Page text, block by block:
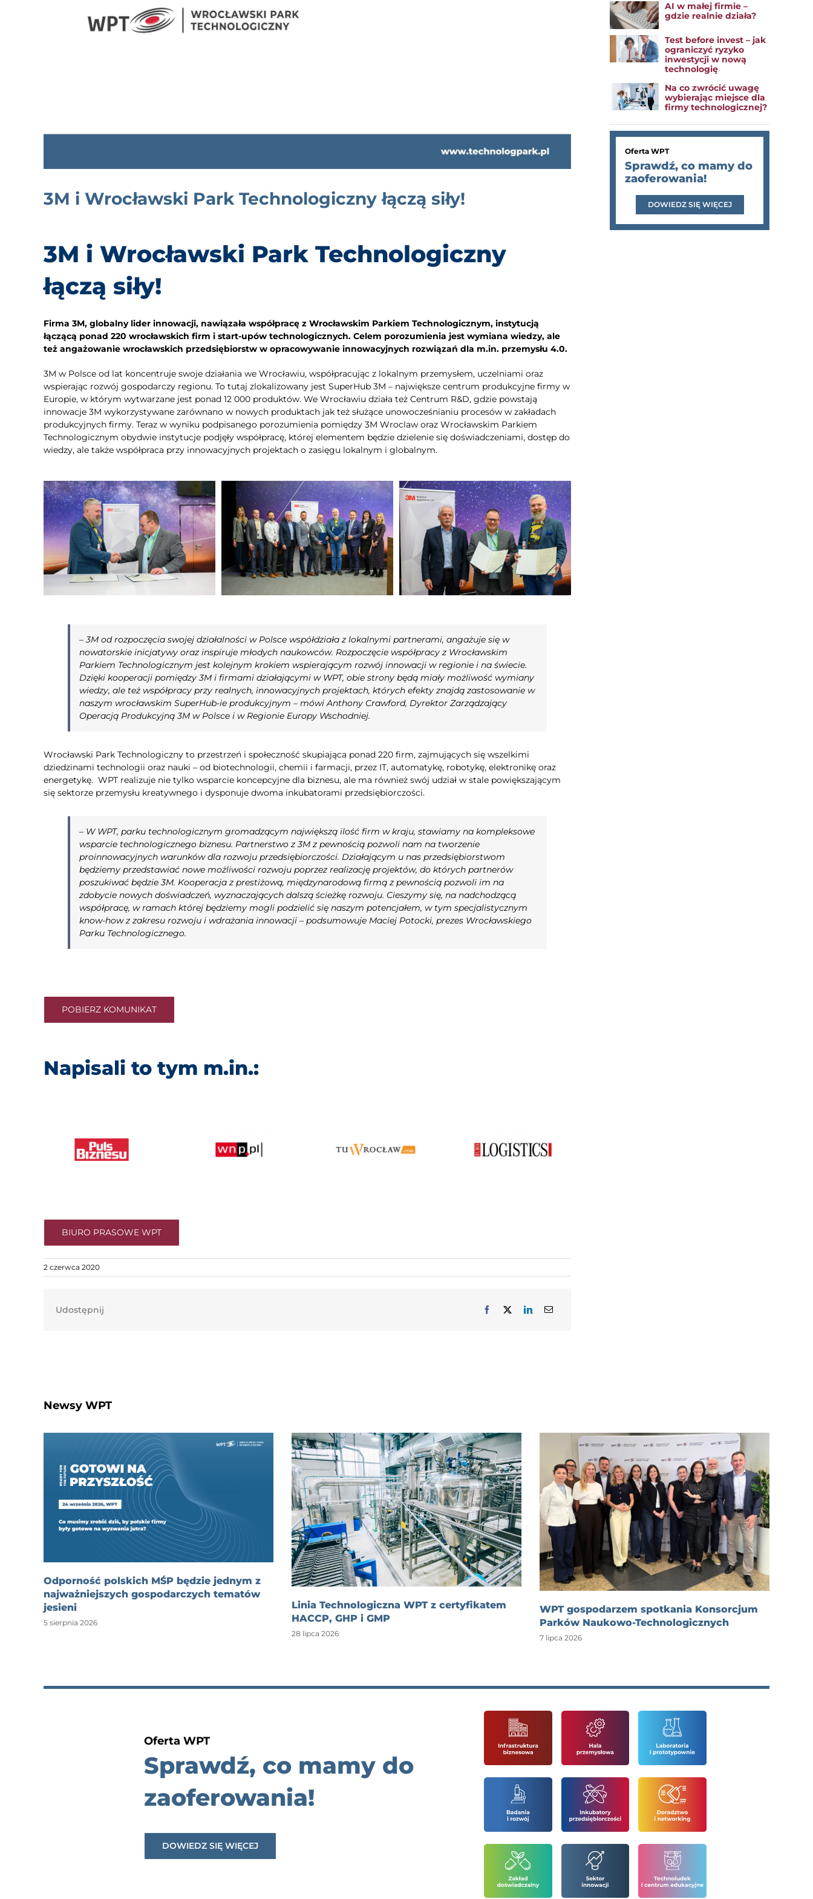
3M i Wrocławski Park Technologiczny łączą siły!
3M i Wrocławski Park Technologiczny
łączą siły!
Firma 3M, globalny lider innowacji, nawiązała współpracę z Wrocławskim Parkiem Technologicznym, instytucją
łączącą ponad 220 wrocławskich firm i start-upów technologicznych. Celem porozumienia jest wymiana wiedzy, ale
też angażowanie wrocławskich przedsiębiorstw w opracowywanie innowacyjnych rozwiązań dla m.in. przemysłu 4.0.
3M w Polsce od lat koncentruje swoje działania we Wrocławiu, współpracując z lokalnym przemysłem, uczelniami oraz
wspierając rozwój gospodarczy regionu. To tutaj zlokalizowany jest SuperHub 3M – największe centrum produkcyjne firmy w
Europie, w którym wytwarzane jest ponad 12 000 produktów. We Wrocławiu działa też Centrum R&D, gdzie powstają
innowacje 3M wykorzystywane zarównano w nowych produktach jak też służące unowocześnianiu procesów w zakładach
produkcyjnych firmy. Teraz w wyniku podpisanego porozumienia pomiędzy 3M Wroclaw oraz Wrocławskim Parkiem
Technologicznym obydwie instytucje podjęły współpracę, której elementem będzie dzielenie się doświadczeniami, dostęp do
wiedzy, ale także współpraca przy innowacyjnych projektach o zasięgu lokalnym i globalnym.
– 3M od rozpoczęcia swojej działalności w Polsce współdziała z lokalnymi partnerami, angażuje się w
nowatorskie inicjatywy oraz inspiruje młodych naukowców. Rozpoczęcie współpracy z Wrocławskim
Parkiem Technologicznym jest kolejnym krokiem wspierającym rozwój innowacji w regionie i na świecie.
Dzięki kooperacji pomiędzy 3M i firmami działającymi w WPT, obie strony będą miały możliwość wymiany
wiedzy, ale też współpracy przy realnych, innowacyjnych projektach, których efekty znajdą zastosowanie w
naszym wrocławskim SuperHub-ie produkcyjnym – mówi Anthony Crawford, Dyrektor Zarządzający
Operacją Produkcyjną 3M w Polsce i w Regionie Europy Wschodniej.
Wrocławski Park Technologiczny to przestrzeń i społeczność skupiająca ponad 220 firm, zajmujących się wszelkimi
dziedzinami technologii oraz nauki – od biotechnologii, chemii i farmacji, przez IT, automatykę, robotykę, elektronikę oraz
energetykę. WPT realizuje nie tylko wsparcie koncepcyjne dla biznesu, ale ma również swój udział w stale powiększającym
się sektorze przemysłu kreatywnego i dysponuje dwoma inkubatorami przedsiębiorczości.
– W WPT, parku technologicznym gromadzącym największą ilość firm w kraju, stawiamy na kompleksowe
wsparcie technologicznego biznesu. Partnerstwo z 3M z pewnością pozwoli nam na tworzenie
proinnowacyjnych warunków dla rozwoju przedsiębiorczości. Działającym u nas przedsiębiorstwom
będziemy przedstawiać nowe możliwości rozwoju poprzez realizację projektów, do których partnerów
poszukiwać będzie 3M. Kooperacja z prestiżową, międzynarodową firmą z pewnością pozwoli im na
zdobycie nowych doświadczeń, wyznaczających dalszą ścieżkę rozwoju. Cieszymy się, na nadchodzącą
współpracę, w ramach której będziemy mogli podzielić się naszym potencjałem, w tym specjalistycznym
know-how z zakresu rozwoju i wdrażania innowacji– podsumowuje Maciej Potocki, prezes Wrocławskiego
Parku Technologicznego.
POBIERZ KOMUNIKAT
Napisali to tym m.in.:
BIURO PRASOWE WPT
2 czerwca 2020
Udostępnij
AI w małej firmie –
gdzie realnie działa?
Test before invest – jak
ograniczyć ryzyko
inwestycji w nową
technologię
Na co zwrócić uwagę
wybierając miejsce dla
firmy technologicznej?
Oferta WPT
Sprawdź, co mamy do
zaoferowania!
DOWIEDZ SIĘ WIĘCEJ
Newsy WPT
Odporność polskich MŚP będzie jednym z
najważniejszych gospodarczych tematów
jesieni
5 sierpnia 2026
Linia Technologiczna WPT z certyfikatem
HACCP, GHP i GMP
28 lipca 2026
WPT gospodarzem spotkania Konsorcjum
Parków Naukowo-Technologicznych
7 lipca 2026
Oferta WPT
Sprawdź, co mamy do
zaoferowania!
DOWIEDZ SIĘ WIĘCEJ